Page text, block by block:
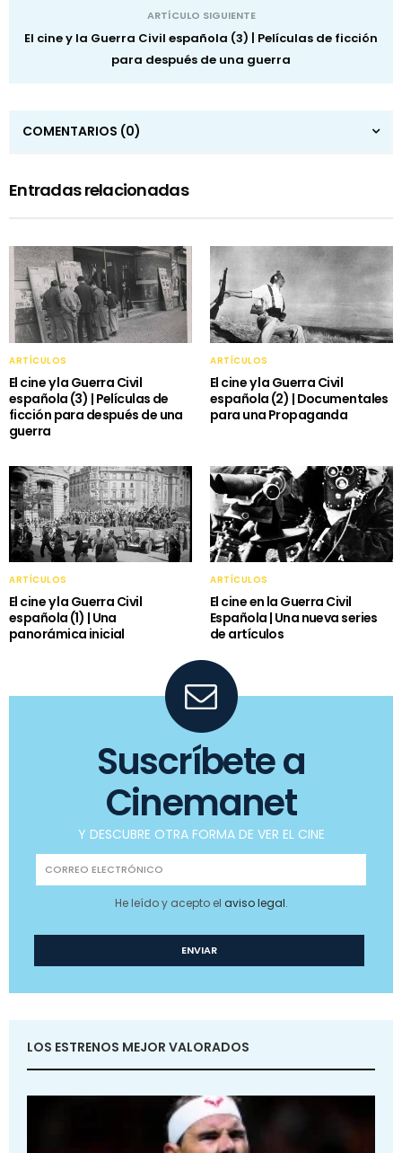
ARTÍCULO SIGUIENTE
El cine y la Guerra Civil española (3) | Películas de ficción
para después de una guerra
COMENTARIOS (0)
Entradas relacionadas
ARTÍCULOS
El cine y la Guerra Civil
española (3) | Películas de
ficción para después de una
guerra
ARTÍCULOS
El cine y la Guerra Civil
española (2) | Documentales
para una Propaganda
ARTÍCULOS
El cine y la Guerra Civil
española (1) | Una
panorámica inicial
ARTÍCULOS
El cine en la Guerra Civil
Española | Una nueva series
de artículos
Suscríbete a
Cinemanet
Y DESCUBRE OTRA FORMA DE VER EL CINE
He leído y acepto el aviso legal.
LOS ESTRENOS MEJOR VALORADOS